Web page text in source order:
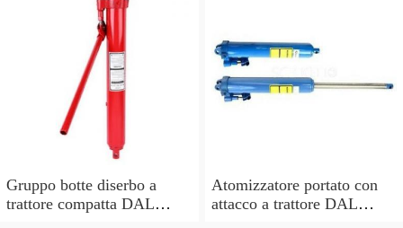
Gruppo botte diserbo a
trattore compatta DAL
Atomizzatore portato con
attacco a trattore DAL